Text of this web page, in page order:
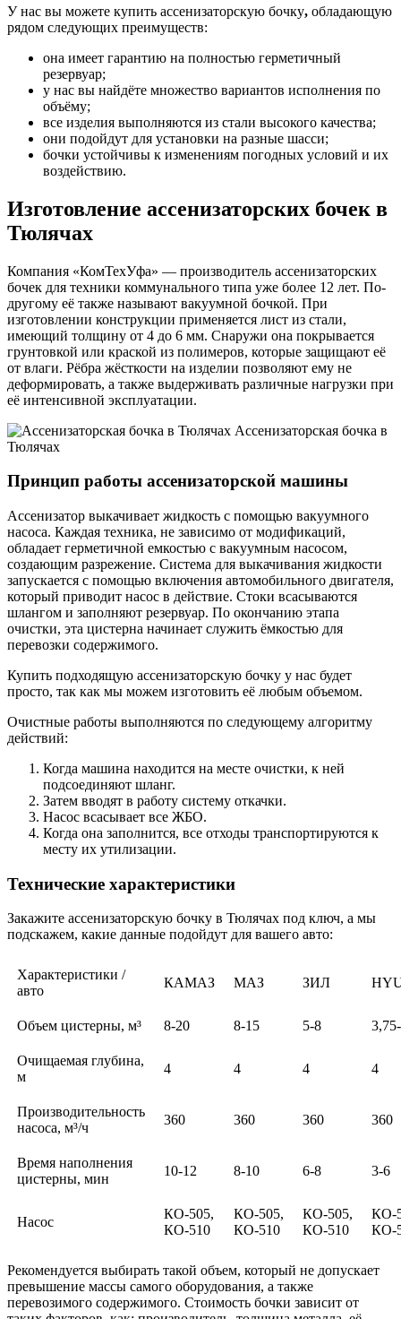
У нас вы можете купить ассенизаторскую бочку, обладающую
рядом следующих преимуществ:
она имеет гарантию на полностью герметичный
резервуар;
у нас вы найдёте множество вариантов исполнения по
объёму;
все изделия выполняются из стали высокого качества;
они подойдут для установки на разные шасси;
бочки устойчивы к изменениям погодных условий и их
воздействию.
Изготовление ассенизаторских бочек в
Тюлячах
Компания «КомТехУфа» — производитель ассенизаторских
бочек для техники коммунального типа уже более 12 лет. По-
другому её также называют вакуумной бочкой. При
изготовлении конструкции применяется лист из стали,
имеющий толщину от 4 до 6 мм. Снаружи она покрывается
грунтовкой или краской из полимеров, которые защищают её
от влаги. Рёбра жёсткости на изделии позволяют ему не
деформировать, а также выдерживать различные нагрузки при
её интенсивной эксплуатации.
Ассенизаторская бочка в
Тюлячах
Принцип работы ассенизаторской машины
Ассенизатор выкачивает жидкость с помощью вакуумного
насоса. Каждая техника, не зависимо от модификаций,
обладает герметичной емкостью с вакуумным насосом,
создающим разрежение. Система для выкачивания жидкости
запускается с помощью включения автомобильного двигателя,
который приводит насос в действие. Стоки всасываются
шлангом и заполняют резервуар. По окончанию этапа
очистки, эта цистерна начинает служить ёмкостью для
перевозки содержимого.
Купить подходящую ассенизаторскую бочку у нас будет
просто, так как мы можем изготовить её любым объемом.
Очистные работы выполняются по следующему алгоритму
действий:
Когда машина находится на месте очистки, к ней
подсоединяют шланг.
Затем вводят в работу систему откачки.
Насос всасывает все ЖБО.
Когда она заполнится, все отходы транспортируются к
месту их утилизации.
Технические характеристики
Закажите ассенизаторскую бочку в Тюлячах под ключ, а мы
подскажем, какие данные подойдут для вашего авто:
Характеристики /
авто
КАМАЗ МАЗ ЗИЛ
Объем цистерны, м³ 8-20 8-15 5-8
Очищаемая глубина,
м
4 4 4 4
Производительность
насоса, м³/ч
360 360 360 360
Время наполнения
цистерны, мин
10-12 8-10 6-8 3-6
Насос
КО-505,
КО-510
КО-505,
КО-510
КО-505,
КО-510
КО-
КО-
Рекомендуется выбирать такой объем, который не допускает
превышение массы самого оборудования, а также
перевозимого содержимого. Стоимость бочки зависит от